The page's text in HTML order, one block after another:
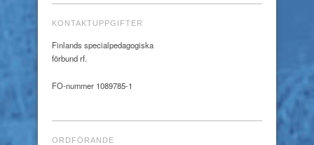
KONTAKTUPPGIFTER
Finlands specialpedagogiska
förbund rf.
FO-nummer 1089785-1
ORDFÖRANDE